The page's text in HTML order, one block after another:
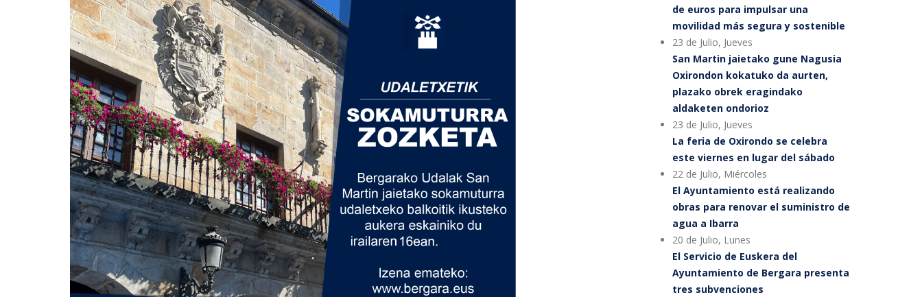
de euros para impulsar una
movilidad más segura y sostenible
23 de Julio, Jueves
San Martin jaietako gune Nagusia
Oxirondon kokatuko da aurten,
plazako obrek eragindako
aldaketen ondorioz
23 de Julio, Jueves
La feria de Oxirondo se celebra
este viernes en lugar del sábado
22 de Julio, Miércoles
El Ayuntamiento está realizando
obras para renovar el suministro de
agua a Ibarra
20 de Julio, Lunes
El Servicio de Euskera del
Ayuntamiento de Bergara presenta
tres subvenciones